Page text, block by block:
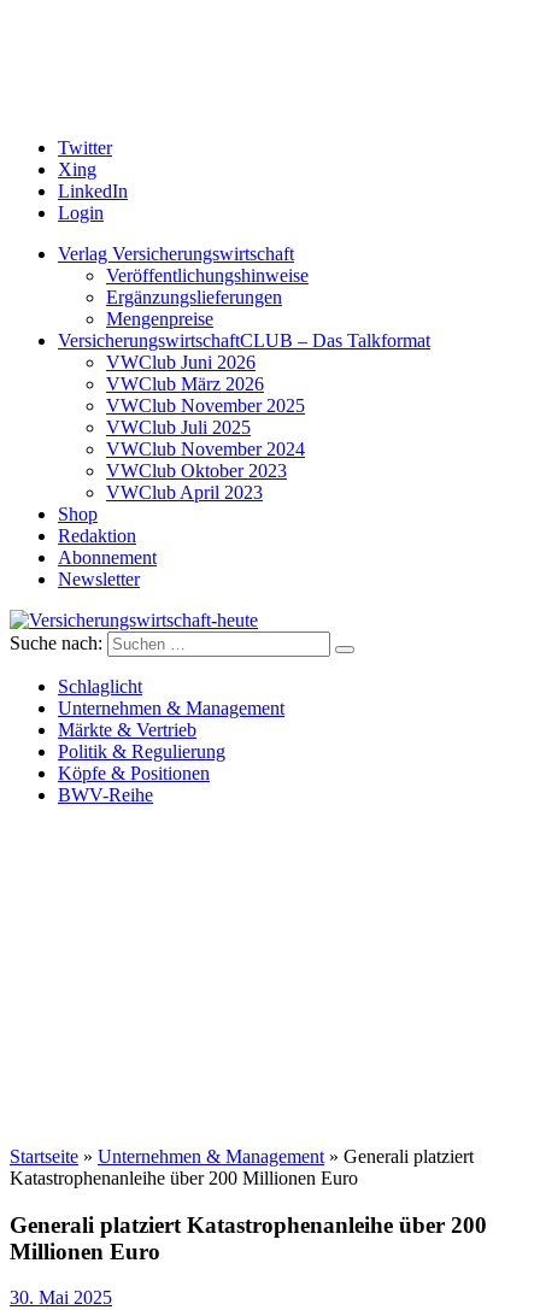
Twitter
Xing
LinkedIn
Login
Verlag Versicherungswirtschaft
Veröffentlichungshinweise
Ergänzungslieferungen
Mengenpreise
VersicherungswirtschaftCLUB – Das Talkformat
VWClub Juni 2026
VWClub März 2026
VWClub November 2025
VWClub Juli 2025
VWClub November 2024
VWClub Oktober 2023
VWClub April 2023
Shop
Redaktion
Abonnement
Newsletter
Versicherungswirtschaft-heute
Suche nach:
Schlaglicht
Unternehmen & Management
Märkte & Vertrieb
Politik & Regulierung
Köpfe & Positionen
BWV-Reihe
Startseite » Unternehmen & Management » Generali platziert
Katastrophenanleihe über 200 Millionen Euro
Generali platziert Katastrophenanleihe über 200
Millionen Euro
30. Mai 2025